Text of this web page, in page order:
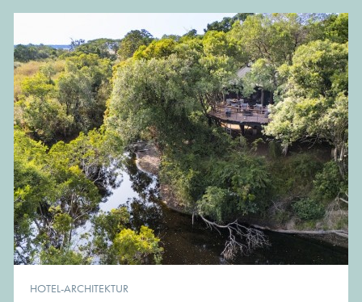
HOTEL-ARCHITEKTUR